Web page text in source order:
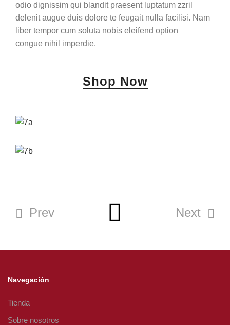
odio dignissim qui blandit praesent luptatum zzril
delenit augue duis dolore te feugait nulla facilisi. Nam
liber tempor cum soluta nobis eleifend option
congue nihil imperdie.
Shop Now
Prev Next
Navegación
Tienda
Sobre nosotros